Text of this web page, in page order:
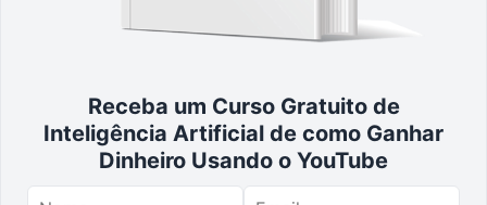
Receba um Curso Gratuito de
Inteligência Artificial de como Ganhar
Dinheiro Usando o YouTube